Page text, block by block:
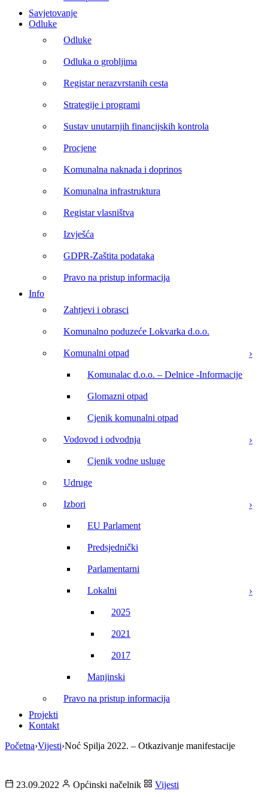
Savjetovanje
Odluke
Odluke
Odluka o grobljima
Registar nerazvrstanih cesta
Strategije i programi
Sustav unutarnjih financijskih kontrola
Procjene
Komunalna naknada i doprinos
Komunalna infrastruktura
Registar vlasništva
Izvješća
GDPR-Zaštita podataka
Pravo na pristup informacija
Info
Zahtjevi i obrasci
Komunalno poduzeće Lokvarka d.o.o.
Komunalni otpad
Komunalac d.o.o. – Delnice -Informacije
Glomazni otpad
Cjenik komunalni otpad
Vodovod i odvodnja
Cjenik vodne usluge
Udruge
Izbori
EU Parlament
Predsjednički
Parlamentarni
Lokalni
2025
2021
2017
Manjinski
Pravo na pristup informacija
Projekti
Kontakt
Početna›Vijesti›Noć Spilja 2022. – Otkazivanje manifestacije
23.09.2022 Općinski načelnik Vijesti